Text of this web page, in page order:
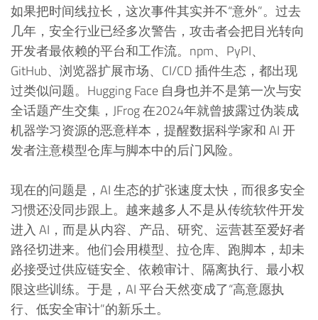
如果把时间线拉长，这次事件其实并不“意外”。过去
几年，安全行业已经多次警告，攻击者会把目光转向
开发者最依赖的平台和工作流。npm、PyPI、
GitHub、浏览器扩展市场、CI/CD 插件生态，都出现
过类似问题。Hugging Face 自身也并不是第一次与安
全话题产生交集，JFrog 在2024年就曾披露过伪装成
机器学习资源的恶意样本，提醒数据科学家和 AI 开
发者注意模型仓库与脚本中的后门风险。
现在的问题是，AI 生态的扩张速度太快，而很多安全
习惯还没同步跟上。越来越多人不是从传统软件开发
进入 AI，而是从内容、产品、研究、运营甚至爱好者
路径切进来。他们会用模型、拉仓库、跑脚本，却未
必接受过供应链安全、依赖审计、隔离执行、最小权
限这些训练。于是，AI 平台天然变成了“高意愿执
行、低安全审计”的新乐土。